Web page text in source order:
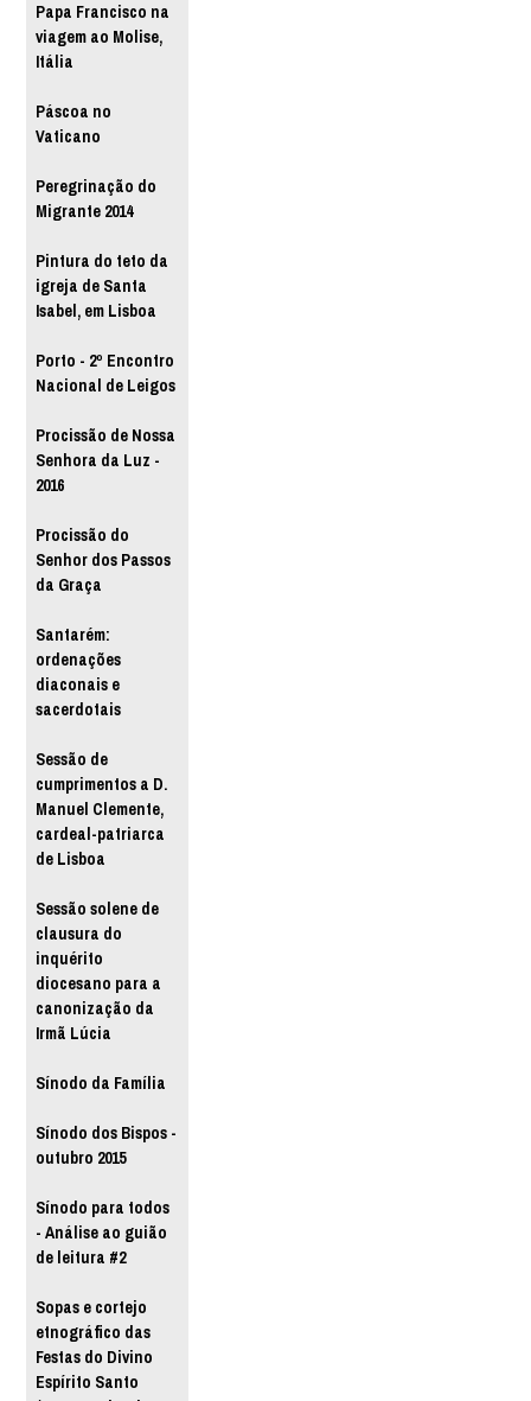
Papa Francisco na
viagem ao Molise,
Itália
Páscoa no
Vaticano
Peregrinação do
Migrante 2014
Pintura do teto da
igreja de Santa
Isabel, em Lisboa
Porto - 2º Encontro
Nacional de Leigos
Procissão de Nossa
Senhora da Luz -
2016
Procissão do
Senhor dos Passos
da Graça
Santarém:
ordenações
diaconais e
sacerdotais
Sessão de
cumprimentos a D.
Manuel Clemente,
cardeal-patriarca
de Lisboa
Sessão solene de
clausura do
inquérito
diocesano para a
canonização da
Irmã Lúcia
Sínodo da Família
Sínodo dos Bispos -
outubro 2015
Sínodo para todos
- Análise ao guião
de leitura #2
Sopas e cortejo
etnográfico das
Festas do Divino
Espírito Santo